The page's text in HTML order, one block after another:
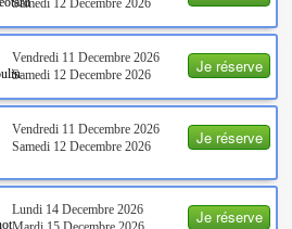
Samedi 12 Decembre 2026
Je réserve
Vendredi 11 Decembre 2026
Samedi 12 Decembre 2026
Je réserve
Vendredi 11 Decembre 2026
Samedi 12 Decembre 2026
Je réserve
Lundi 14 Decembre 2026